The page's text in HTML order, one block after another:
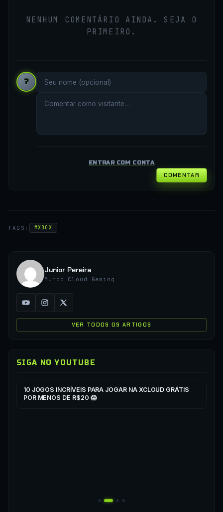
NENHUM COMENTÁRIO AINDA. SEJA O
PRIMEIRO.
?
ENTRAR COM CONTA
COMENTAR
TAGS: #XBOX
Junior Pereira
Mundo Cloud Gaming
VER TODOS OS ARTIGOS
SIGA NO YOUTUBE
10 JOGOS INCRÍVEIS PARA JOGAR NA XCLOUD GRÁTIS
POR MENOS DE R$20 😱